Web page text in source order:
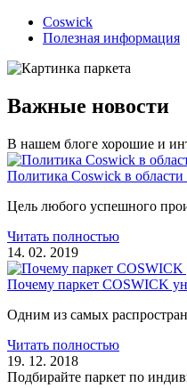
Coswick
Полезная информация
Важные новости
В нашем блоге хорошие и
Политика Coswick в области
Цель любого успешного
Читать полностью
14. 02. 2019
Почему паркет COSWICK
Одним из самых
Читать полностью
19. 12. 2018
Подбирайте паркет по